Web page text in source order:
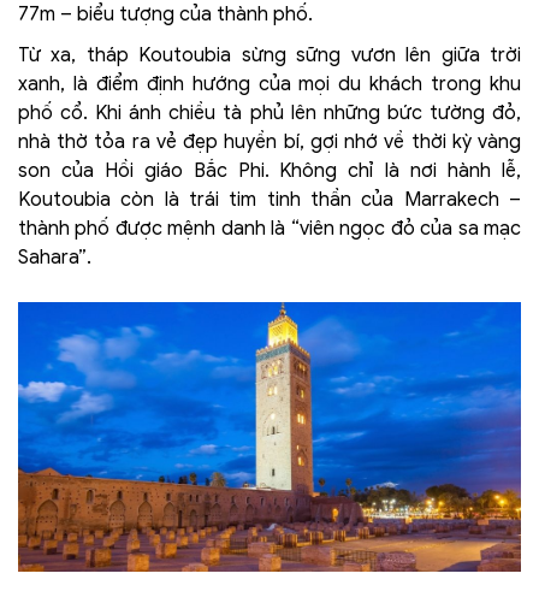
77m – biểu tượng của thành phố.
Từ xa, tháp Koutoubia sừng sững vươn lên giữa trời
xanh, là điểm định hướng của mọi du khách trong khu
phố cổ. Khi ánh chiều tà phủ lên những bức tường đỏ,
nhà thờ tỏa ra vẻ đẹp huyền bí, gợi nhớ về thời kỳ vàng
son của Hồi giáo Bắc Phi. Không chỉ là nơi hành lễ,
Koutoubia còn là trái tim tinh thần của Marrakech –
thành phố được mệnh danh là “viên ngọc đỏ của sa mạc
Sahara”.